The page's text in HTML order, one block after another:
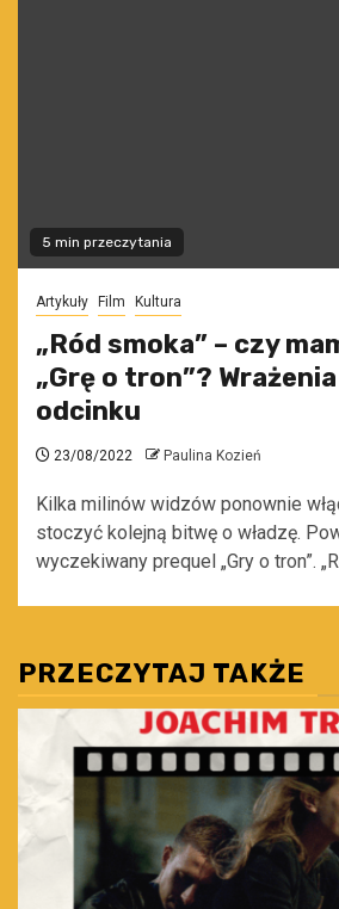
5 min przeczytania
Artykuły Film Kultura
„Ród smoka” – czy
„Grę o tron”? Wrażenia
odcinku
23/08/2022 Paulina Kozień
Kilka milinów widzów ponownie
stoczyć kolejną bitwę o władzę.
wyczekiwany prequel „Gry o tron”.
PRZECZYTAJ TAKŻE